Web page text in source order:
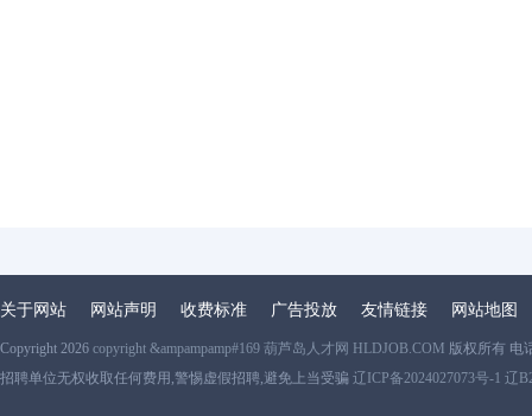
关于网站 网站声明 收费标准 广告投放 友情链接 网站地图
Copyright 2026 copyright &ampampamp#169 葫芦岛人才网 HLDJOB.COM 版权所有 电
招聘单位无权收取任何费用,警惕虚假招聘,避免上当受骗 辽ICP备2024027073号-1 辽